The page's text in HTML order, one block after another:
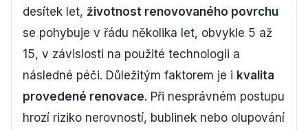
desítek let, životnost renovovaného povrchu
se pohybuje v řádu několika let, obvykle 5 až
15, v závislosti na použité technologii a
následné péči. Důležitým faktorem je i kvalita
provedené renovace. Při nesprávném postupu
hrozí riziko nerovností, bublinek nebo olupování